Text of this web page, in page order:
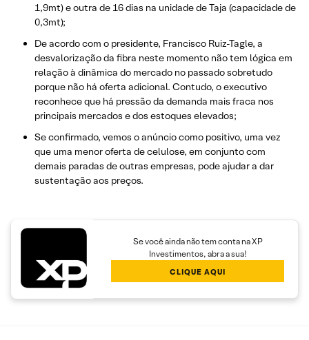
1,9mt) e outra de 16 dias na unidade de Taja (capacidade de
0,3mt);
De acordo com o presidente, Francisco Ruiz-Tagle, a
desvalorização da fibra neste momento não tem lógica em
relação à dinâmica do mercado no passado sobretudo
porque não há oferta adicional. Contudo, o executivo
reconhece que há pressão da demanda mais fraca nos
principais mercados e dos estoques elevados;
Se confirmado, vemos o anúncio como positivo, uma vez
que uma menor oferta de celulose, em conjunto com
demais paradas de outras empresas, pode ajudar a dar
sustentação aos preços.
Se você ainda não tem conta na XP
Investimentos, abra a sua!
CLIQUE AQUI